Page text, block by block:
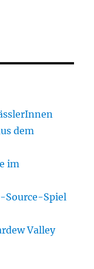
dem
im
Source-Spiel
Valley